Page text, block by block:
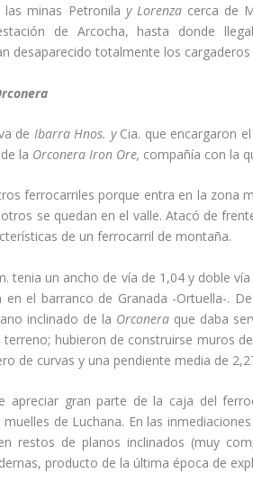
minas Petronila y Lorenza cerca de
de Arcocha, hasta donde
desaparecido totalmente los cargaderos
de Ibarra Hnos. y Cia. que encargaron
la OrconeraIron Ore, compañí­a con la
ferrocarriles porque entra en la zona
se quedan en el valle. Atacó de
de un ferrocarril de montaña.
tenia un ancho de ví­a de 1,04 y doble
en el barranco de Granada -Ortuella-.
inclinado de la Orconera que daba
hubieron de construirse muros
de curvas y una pendiente media de
apreciar gran parte de la caja del
de Luchana. En las
restos de planos inclinados (muy
producto de la última época de